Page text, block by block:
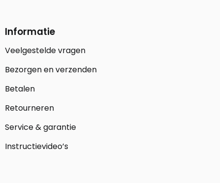
Informatie
Veelgestelde vragen
Bezorgen en verzenden
Betalen
Retourneren
Service & garantie
Instructievideo’s